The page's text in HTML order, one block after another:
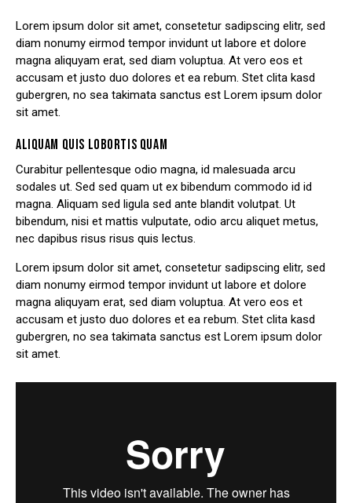
Lorem ipsum dolor sit amet, consetetur sadipscing elitr, sed
diam nonumy eirmod tempor invidunt ut labore et dolore
magna aliquyam erat, sed diam voluptua. At vero eos et
accusam et justo duo dolores et ea rebum. Stet clita kasd
gubergren, no sea takimata sanctus est Lorem ipsum dolor
sit amet.
ALIQUAM QUIS LOBORTIS QUAM
Curabitur pellentesque odio magna, id malesuada arcu
sodales ut. Sed sed quam ut ex bibendum commodo id id
magna. Aliquam sed ligula sed ante blandit volutpat. Ut
bibendum, nisi et mattis vulputate, odio arcu aliquet metus,
nec dapibus risus risus quis lectus.
Lorem ipsum dolor sit amet, consetetur sadipscing elitr, sed
diam nonumy eirmod tempor invidunt ut labore et dolore
magna aliquyam erat, sed diam voluptua. At vero eos et
accusam et justo duo dolores et ea rebum. Stet clita kasd
gubergren, no sea takimata sanctus est Lorem ipsum dolor
sit amet.